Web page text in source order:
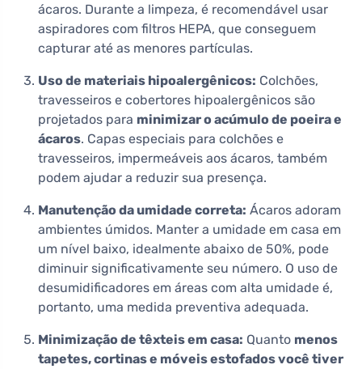
ácaros. Durante a limpeza, é recomendável usar
aspiradores com filtros HEPA, que conseguem
capturar até as menores partículas.
Uso de materiais hipoalergênicos: Colchões,
travesseiros e cobertores hipoalergênicos são
projetados para minimizar o acúmulo de poeira e
ácaros. Capas especiais para colchões e
travesseiros, impermeáveis aos ácaros, também
podem ajudar a reduzir sua presença.
Manutenção da umidade correta: Ácaros adoram
ambientes úmidos. Manter a umidade em casa em
um nível baixo, idealmente abaixo de 50%, pode
diminuir significativamente seu número. O uso de
desumidificadores em áreas com alta umidade é,
portanto, uma medida preventiva adequada.
Minimização de têxteis em casa: Quanto menos
tapetes, cortinas e móveis estofados você tiver